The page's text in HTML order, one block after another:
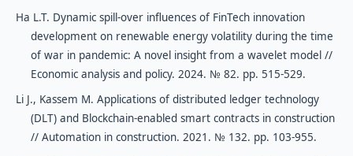
Ha L.T. Dynamic spill-over influences of FinTech innovation
development on renewable energy volatility during the time
of war in pandemic: A novel insight from a wavelet model //
Economic analysis and policy. 2024. № 82. рр. 515-529.
Li J., Kassem M. Applications of distributed ledger technology
(DLT) and Blockchain-enabled smart contracts in construction
// Automation in construction. 2021. № 132. рр. 103-955.